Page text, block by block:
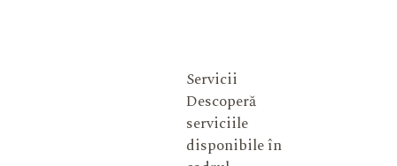
Servicii
Descoperă
serviciile
disponibile în